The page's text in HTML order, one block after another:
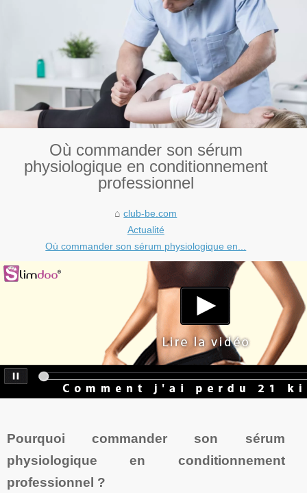
Où commander son sérum
physiologique en conditionnement
professionnel
club-be.com
Actualité
Où commander son sérum physiologique en...
Pourquoi commander son sérum
physiologique en conditionnement
professionnel ?